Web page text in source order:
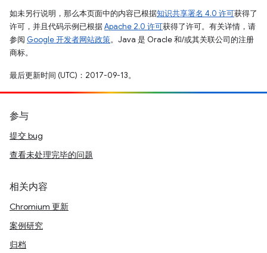
如未另行说明，那么本页面中的内容已根据知识共享署名 4.0 许可获得了
许可，并且代码示例已根据Apache 2.0 许可获得了许可。有关详情，请
参阅 Google 开发者网站政策。Java 是 Oracle 和/或其关联公司的注册
商标。
最后更新时间 (UTC)：2017-09-13。
参与
提交 bug
查看未处理完毕的问题
相关内容
Chromium 更新
案例研究
归档